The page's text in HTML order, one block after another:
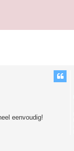
eenvoudig!